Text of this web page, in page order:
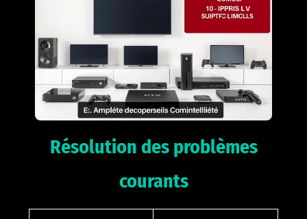
Résolution des problèmes
courants